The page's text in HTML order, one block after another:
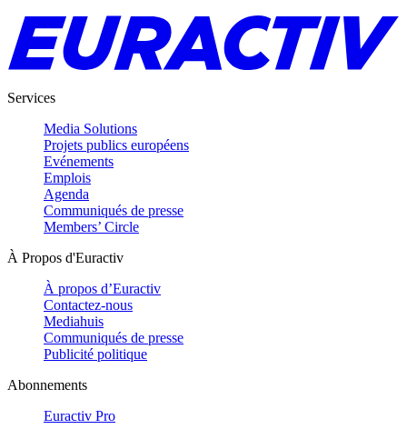
Services
Media Solutions
Projets publics européens
Evénements
Emplois
Agenda
Communiqués de presse
Members’ Circle
À Propos d'Euractiv
À propos d’Euractiv
Contactez-nous
Mediahuis
Communiqués de presse
Publicité politique
Abonnements
Euractiv Pro